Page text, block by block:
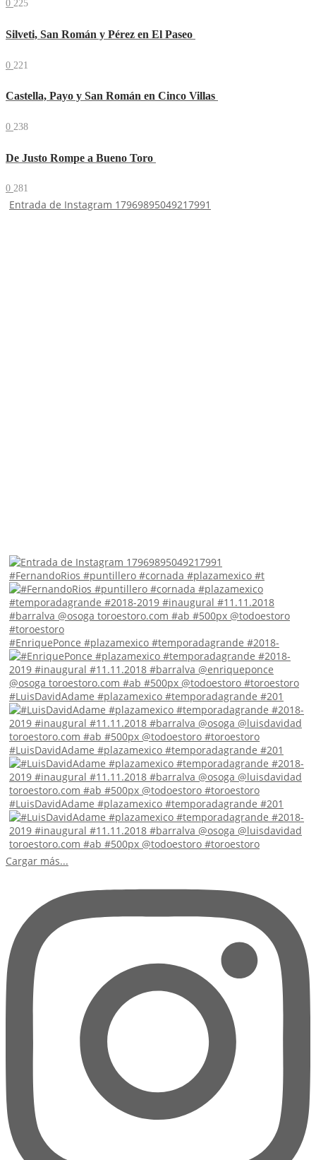
0 225
Silveti, San Román y Pérez en El Paseo
0 221
Castella, Payo y San Román en Cinco Villas
0 238
De Justo Rompe a Bueno Toro
0 281
Entrada de Instagram 17969895049217991
#FernandoRios #puntillero #cornada #plazamexico #t
#EnriquePonce #plazamexico #temporadagrande #2018-
#LuisDavidAdame #plazamexico #temporadagrande #201
#LuisDavidAdame #plazamexico #temporadagrande #201
#LuisDavidAdame #plazamexico #temporadagrande #201
Cargar más...